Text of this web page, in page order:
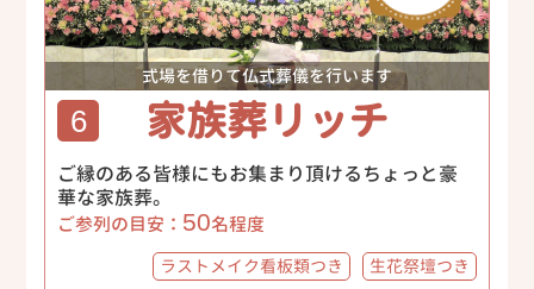
式場を借りて仏式葬儀を行います
6 家族葬リッチ
ご縁のある皆様にもお集まり頂けるちょっと豪
華な家族葬。
ご参列の目安： 50名程度
ラストメイク看板類つき 生花祭壇つき